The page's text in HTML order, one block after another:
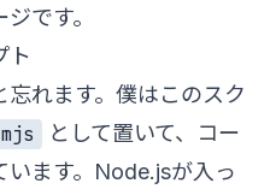
です。
ト
れます。僕はこのスク
として置いて、コー
います。Node.jsが入っ